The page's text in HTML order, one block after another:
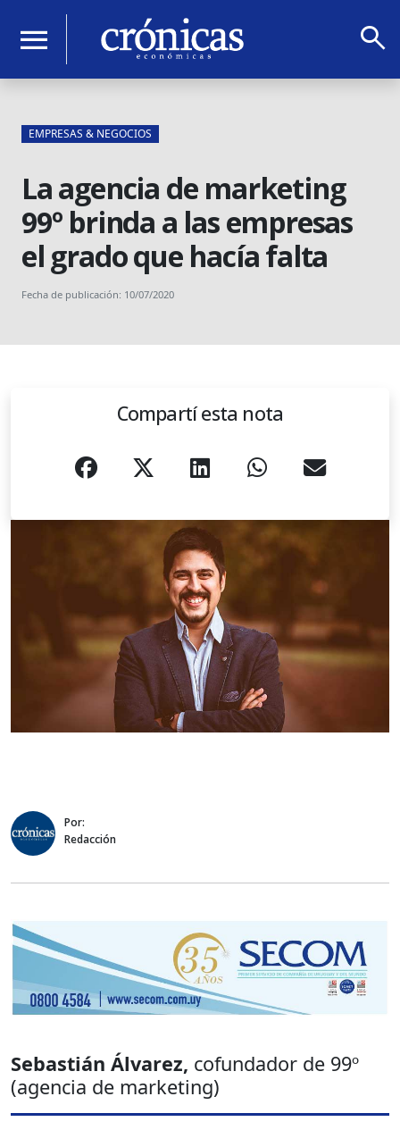
menu search
EMPRESAS & NEGOCIOS
La agencia de marketing
99º brinda a las empresas
el grado que hacía falta
Fecha de publicación: 10/07/2020
Compartí esta nota
Por:
Redacción
Sebastián Álvarez, cofundador de 99º
(agencia de marketing)